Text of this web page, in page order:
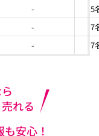
-
5
-
7
- 7
れる
安心！